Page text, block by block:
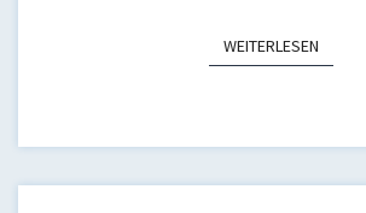
WEITERLESEN